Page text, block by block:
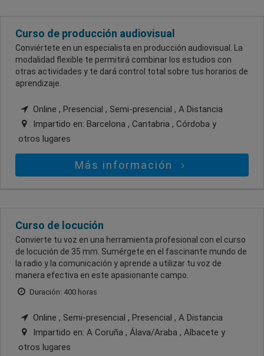
Curso de producción audiovisual
Conviértete en un especialista en producción audiovisual. La
modalidad flexible te permitirá combinar los estudios con
otras actividades y te dará control total sobre tus horarios de
aprendizaje.
Online , Presencial , Semi-presencial , A Distancia
Impartido en: Barcelona , Cantabria , Córdoba y
otros lugares
Más información
Curso de locución
Convierte tu voz en una herramienta profesional con el curso
de locución de 35 mm. Sumérgete en el fascinante mundo de
la radio y la comunicación y aprende a utilizar tu voz de
manera efectiva en este apasionante campo.
Duración: 400 horas
Online , Semi-presencial , Presencial , A Distancia
Impartido en: A Coruña , Álava/Araba , Albacete y
otros lugares